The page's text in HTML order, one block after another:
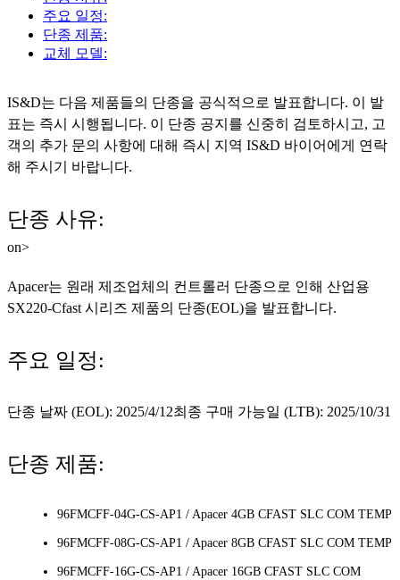
주요 일정:
단종 제품:
교체 모델:
IS&D는 다음 제품들의 단종을 공식적으로 발표합니다. 이 발
표는 즉시 시행됩니다. 이 단종 공지를 신중히 검토하시고, 고
객의 추가 문의 사항에 대해 즉시 지역 IS&D 바이어에게 연락
해 주시기 바랍니다.
단종 사유:
on>
Apacer는 원래 제조업체의 컨트롤러 단종으로 인해 산업용
SX220-Cfast 시리즈 제품의 단종(EOL)을 발표합니다.
주요 일정:
단종 날짜 (EOL): 2025/4/12최종 구매 가능일 (LTB): 2025/10/31
단종 제품:
96FMCFF-04G-CS-AP1 / Apacer 4GB CFAST SLC COM TEMP
96FMCFF-08G-CS-AP1 / Apacer 8GB CFAST SLC COM TEMP
96FMCFF-16G-CS-AP1 / Apacer 16GB CFAST SLC COM